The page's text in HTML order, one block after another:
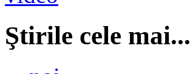
Ştirile cele mai...